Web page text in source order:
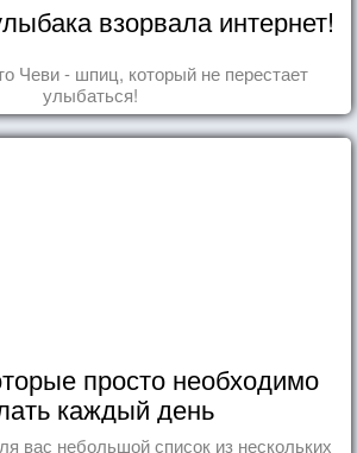
взорвала интернет!
Чеви - шпиц, который не перестает
улыбаться!
просто необходимо
каждый день
вас небольшой список из нескольких